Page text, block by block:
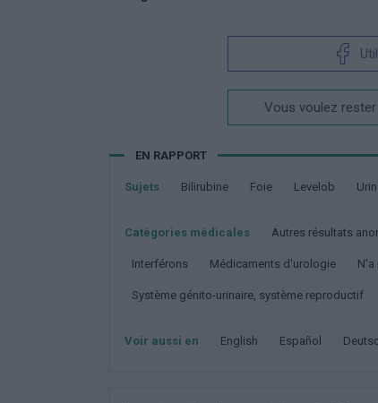
Vous voulez
EN RAPPORT
Sujets Bilirubine Foie Levelob
Catégories médicales Autres résultats
Interférons Médicaments d'urologie
Système génito-urinaire, système reproductif
Voir aussi en english español